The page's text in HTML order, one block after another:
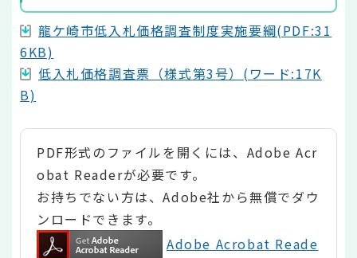
龍ケ崎市低入札価格調査制度実施要綱(PDF:31
6KB)
低入札価格調査票（様式第3号）(ワード:17K
B)
PDF形式のファイルを開くには、Adobe Acr
obat Readerが必要です。
お持ちでない方は、Adobe社から無償でダウ
ンロードできます。
Adobe Acrobat Reade